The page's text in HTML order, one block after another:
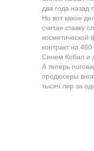
два года назад
Но вот какое
считая ставку
косметической
контракт на
Синем Кобал и
А теперь
продюсеры
тысяч лир за